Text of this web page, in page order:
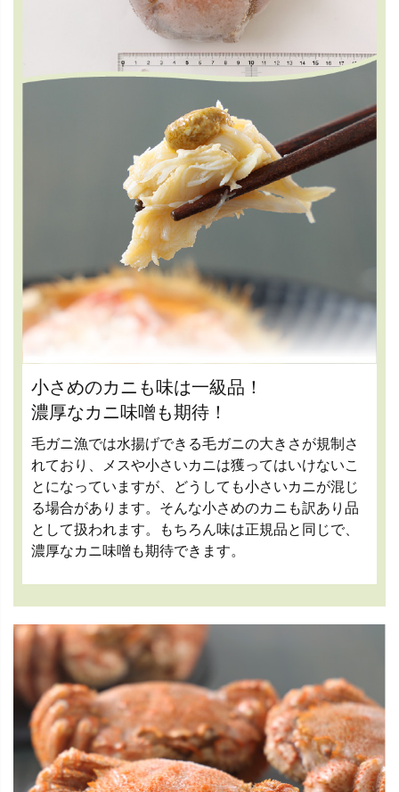
小さめのカニも味は一級品！
濃厚なカニ味噌も期待！
毛ガニ漁では水揚げできる毛ガニの大きさが規制さ
れており、メスや小さいカニは獲ってはいけないこ
とになっていますが、どうしても小さいカニが混じ
る場合があります。そんな小さめのカニも訳あり品
として扱われます。もちろん味は正規品と同じで、
濃厚なカニ味噌も期待できます。